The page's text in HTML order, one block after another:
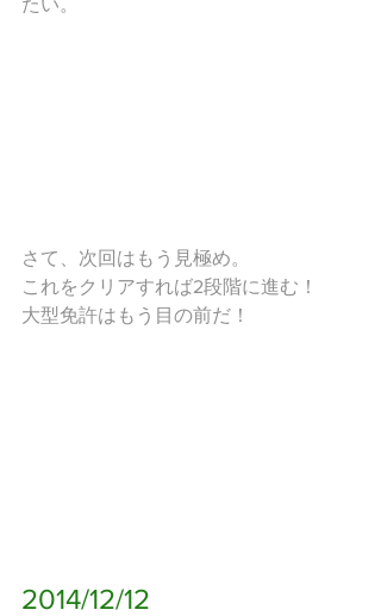
たい。
さて、次回はもう見極め。
これをクリアすれば2段階に進む！
大型免許はもう目の前だ！
2014/12/12